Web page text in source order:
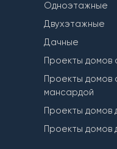
Одноэтажные
Двухэтажные
Дачные
Проекты домов
Проекты домов
мансардой
Проекты домов
Проекты домов